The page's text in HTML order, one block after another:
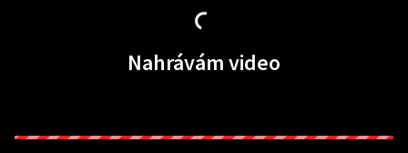
Nahrávám video